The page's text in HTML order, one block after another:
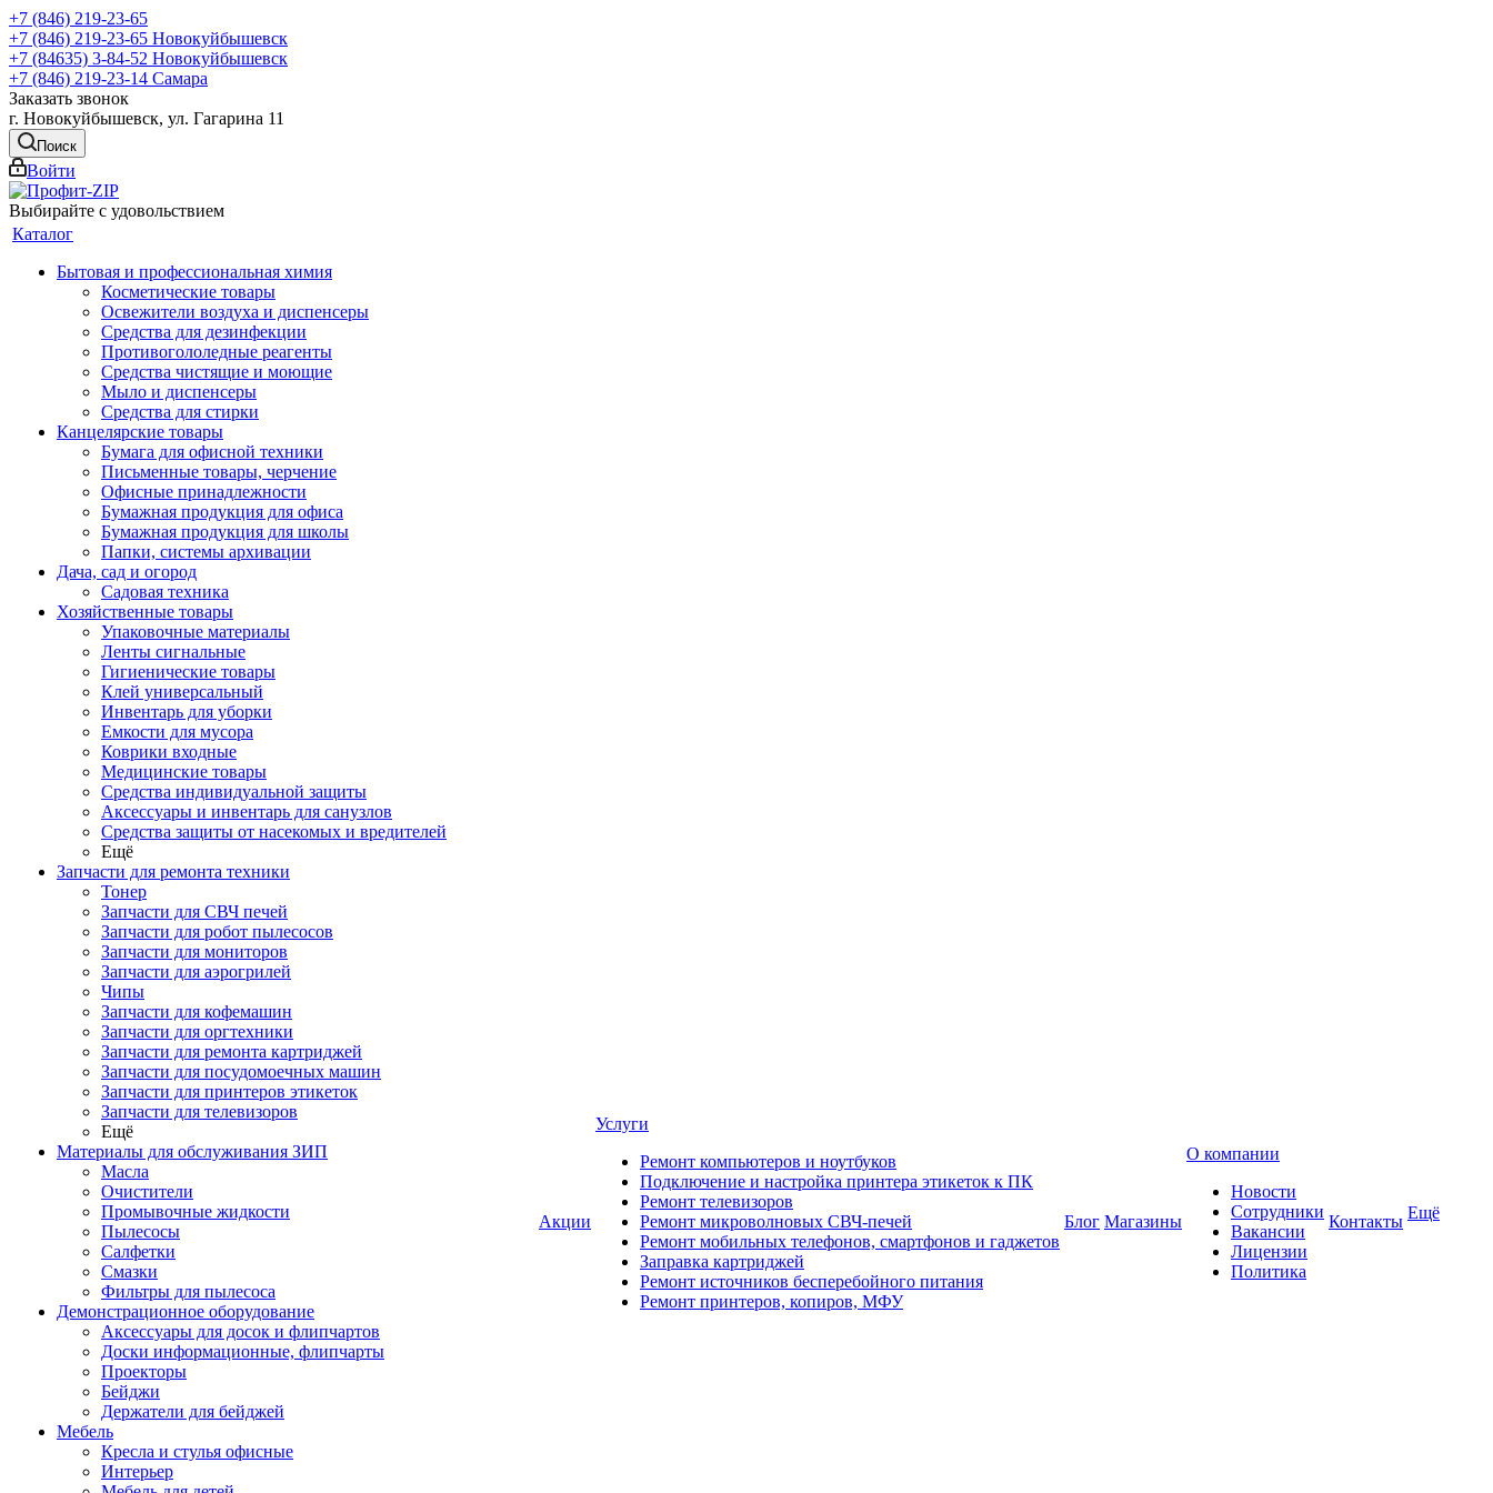
+7 (846) 219-23-65
+7 (846) 219-23-65 Новокуйбышевск
+7 (84635) 3-84-52 Новокуйбышевск
+7 (846) 219-23-14 Самара
Заказать звонок
г. Новокуйбышевск, ул. Гагарина 11
Поиск
Войти
Выбирайте с удовольствием
Каталог
Бытовая и профессиональная химия
Косметические товары
Освежители воздуха и диспенсеры
Средства для дезинфекции
Противогололедные реагенты
Средства чистящие и моющие
Мыло и диспенсеры
Средства для стирки
Канцелярские товары
Бумага для офисной техники
Письменные товары, черчение
Офисные принадлежности
Бумажная продукция для офиса
Бумажная продукция для школы
Папки, системы архивации
Дача, сад и огород
Садовая техника
Хозяйственные товары
Упаковочные материалы
Ленты сигнальные
Гигиенические товары
Клей универсальный
Инвентарь для уборки
Емкости для мусора
Коврики входные
Медицинские товары
Средства индивидуальной защиты
Аксессуары и инвентарь для санузлов
Средства защиты от насекомых и вредителей
Ещё
Запчасти для ремонта техники
Тонер
Запчасти для СВЧ печей
Запчасти для робот пылесосов
Запчасти для мониторов
Запчасти для аэрогрилей
Чипы
Запчасти для кофемашин
Запчасти для оргтехники
Запчасти для ремонта картриджей
Запчасти для посудомоечных машин
Запчасти для принтеров этикеток
Запчасти для телевизоров
Ещё
Материалы для обслуживания ЗИП
Масла
Очистители
Промывочные жидкости
Пылесосы
Салфетки
Смазки
Фильтры для пылесоса
Демонстрационное оборудование
Аксессуары для досок и флипчартов
Доски информационные, флипчарты
Проекторы
Бейджи
Держатели для бейджей
Мебель
Кресла и стулья офисные
Интерьер
Акции
Услуги
Ремонт компьютеров и ноутбуков
Подключение и настройка принтера этикеток к ПК
Ремонт телевизоров
Ремонт микроволновых СВЧ-печей
Ремонт мобильных телефонов, смартфонов и гаджетов
Заправка картриджей
Ремонт источников бесперебойного питания
Ремонт принтеров, копиров, МФУ
Блог Магазины
О компании
Новости
Сотрудники
Вакансии
Лицензии
Политика
Контакты Ещё